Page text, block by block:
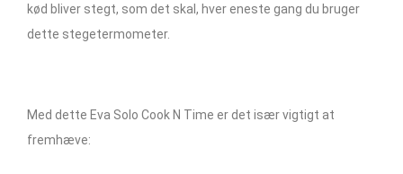
kød bliver stegt, som det skal, hver eneste gang du bruger
dette stegetermometer.
Med dette Eva Solo Cook N Time er det især vigtigt at
fremhæve: